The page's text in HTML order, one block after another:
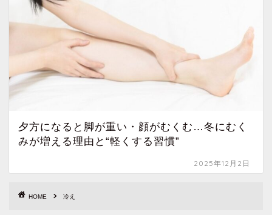
夕方になると脚が重い・顔がむくむ…冬にむく
みが増える理由と“軽くする習慣”
2025年12月2日
HOME 冷え